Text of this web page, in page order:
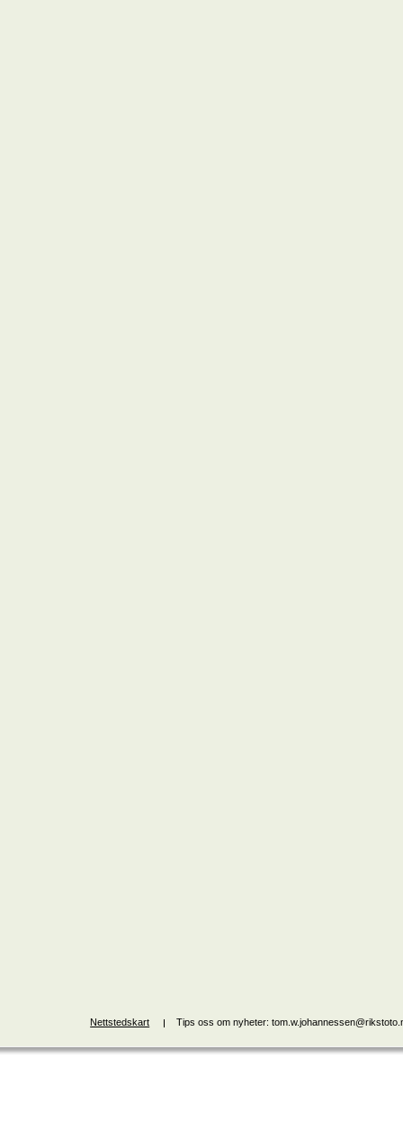
Nettstedskart Tips oss om nyheter: